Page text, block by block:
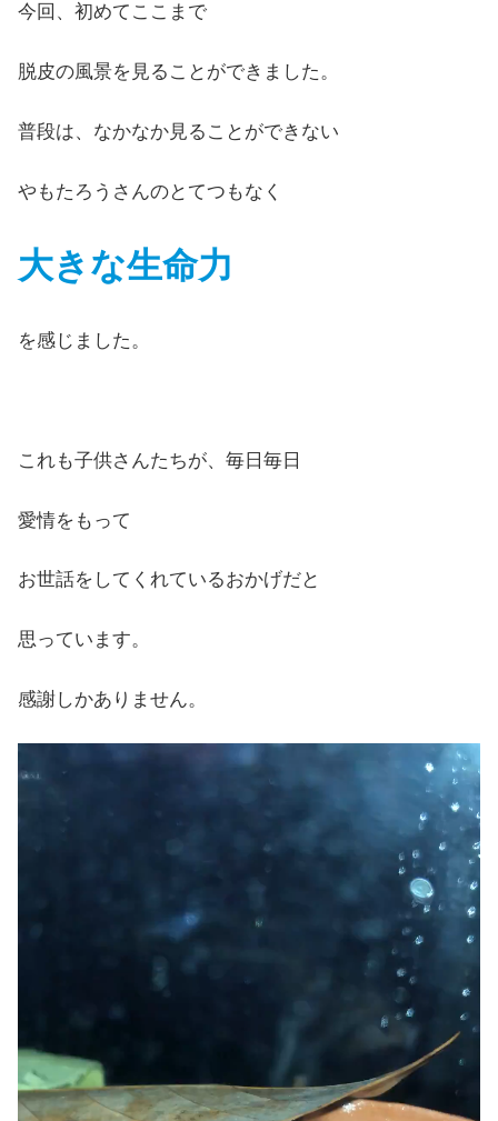
今回、初めてここまで
脱皮の風景を見ることができました。
普段は、なかなか見ることができない
やもたろうさんのとてつもなく
大きな生命力
を感じました。
これも子供さんたちが、毎日毎日
愛情をもって
お世話をしてくれているおかげだと
思っています。
感謝しかありません。